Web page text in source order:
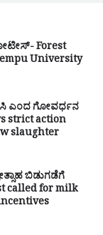
Forest
University
ಎಂದ ಗೋವರ್ಧನ
strict action
slaughter
ಬಿಡುಗಡೆಗೆ
called for milk